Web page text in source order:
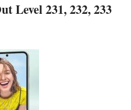
Level 231, 232, 233